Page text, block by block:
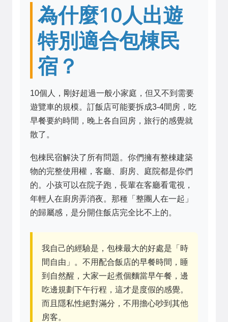
為什麼10人出遊
特別適合包棟民
宿？
10個人，剛好超過一般小家庭，但又不到需要
遊覽車的規模。訂飯店可能要拆成3-4間房，吃
早餐要約時間，晚上各自回房，旅行的感覺就
散了。
包棟民宿解決了所有問題。你們擁有整棟建築
物的完整使用權，客廳、廚房、庭院都是你們
的。小孩可以在院子跑，長輩在客廳看電視，
年輕人在廚房弄消夜。那種「整團人在一起」
的歸屬感，是分開住飯店完全比不上的。
我自己的經驗是，包棟最大的好處是「時
間自由」。不用配合飯店的早餐時間，睡
到自然醒，大家一起煮個麵當早午餐，邊
吃邊規劃下午行程，這才是度假的感覺。
而且隱私性絕對滿分，不用擔心吵到其他
房客。